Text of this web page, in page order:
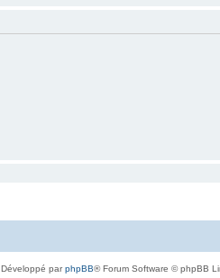
Développé parphpBB® Forum Software © phpBB